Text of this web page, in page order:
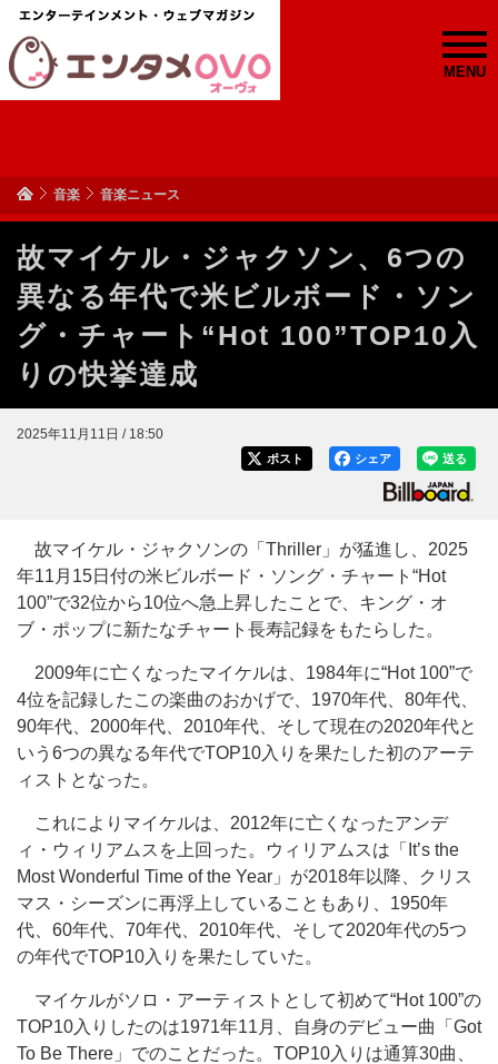
MENU
音楽 音楽ニュース
故マイケル・ジャクソン、6つの
異なる年代で米ビルボード・ソン
グ・チャート“Hot 100”TOP10入
りの快挙達成
2025年11月11日 / 18:50
送る
シェア
ポスト
故マイケル・ジャクソンの「Thriller」が猛進し、2025
年11月15日付の米ビルボード・ソング・チャート“Hot
100”で32位から10位へ急上昇したことで、キング・オ
ブ・ポップに新たなチャート長寿記録をもたらした。
2009年に亡くなったマイケルは、1984年に“Hot 100”で
4位を記録したこの楽曲のおかげで、1970年代、80年代、
90年代、2000年代、2010年代、そして現在の2020年代と
いう6つの異なる年代でTOP10入りを果たした初のアーテ
ィストとなった。
これによりマイケルは、2012年に亡くなったアンデ
ィ・ウィリアムスを上回った。ウィリアムスは「It’s the
Most Wonderful Time of the Year」が2018年以降、クリス
マス・シーズンに再浮上していることもあり、1950年
代、60年代、70年代、2010年代、そして2020年代の5つ
の年代でTOP10入りを果たしていた。
マイケルがソロ・アーティストとして初めて“Hot 100”の
TOP10入りしたのは1971年11月、自身のデビュー曲「Got
To Be There」でのことだった。TOP10入りは通算30曲、